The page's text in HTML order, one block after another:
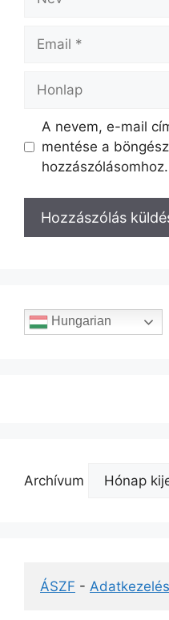
A nevem, e-mail
mentése a
hozzászólásomhoz.
Hungarian
Archívum
ÁSZF -